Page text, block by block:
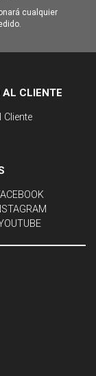
cualquier
AL CLIENTE
Cliente